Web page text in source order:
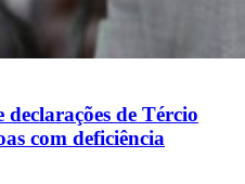
de Tércio
com deficiência